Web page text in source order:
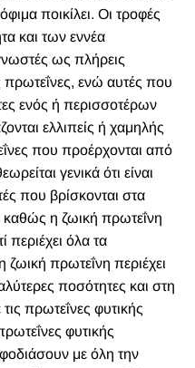
ποικίλει. Οι τροφές
και των εννέα
ως πλήρεις
ενώ αυτές που
ενός ή περισσοτέρων
ελλιπείς ή χαμηλής
που προέρχονται από
γενικά ότι είναι
που βρίσκονται στα
καθώς η ζωική πρωτεΐνη
περιέχει όλα τα
πρωτεΐνη περιέχει
ποσότητες και στη
πρωτεΐνες φυτικής
φυτικής
με όλη την